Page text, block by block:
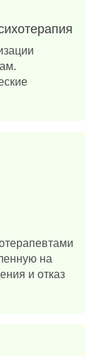
на
и отказ